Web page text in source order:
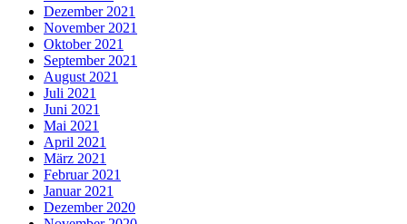
Dezember 2021
November 2021
Oktober 2021
September 2021
August 2021
Juli 2021
Juni 2021
Mai 2021
April 2021
März 2021
Februar 2021
Januar 2021
Dezember 2020